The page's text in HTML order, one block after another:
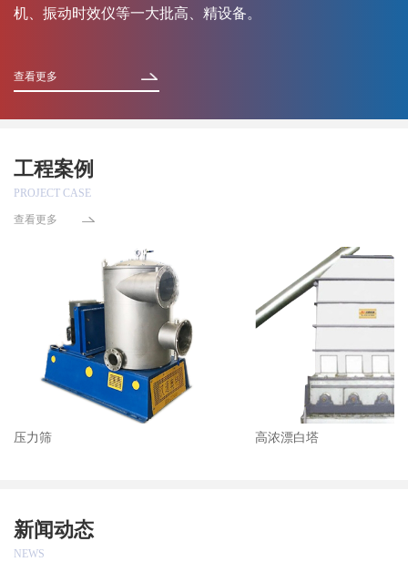
机、振动时效仪等一大批高、精设备。
查看更多
工程案例
PROJECT CASE
查看更多
压力筛 高浓漂白塔
新闻动态
NEWS